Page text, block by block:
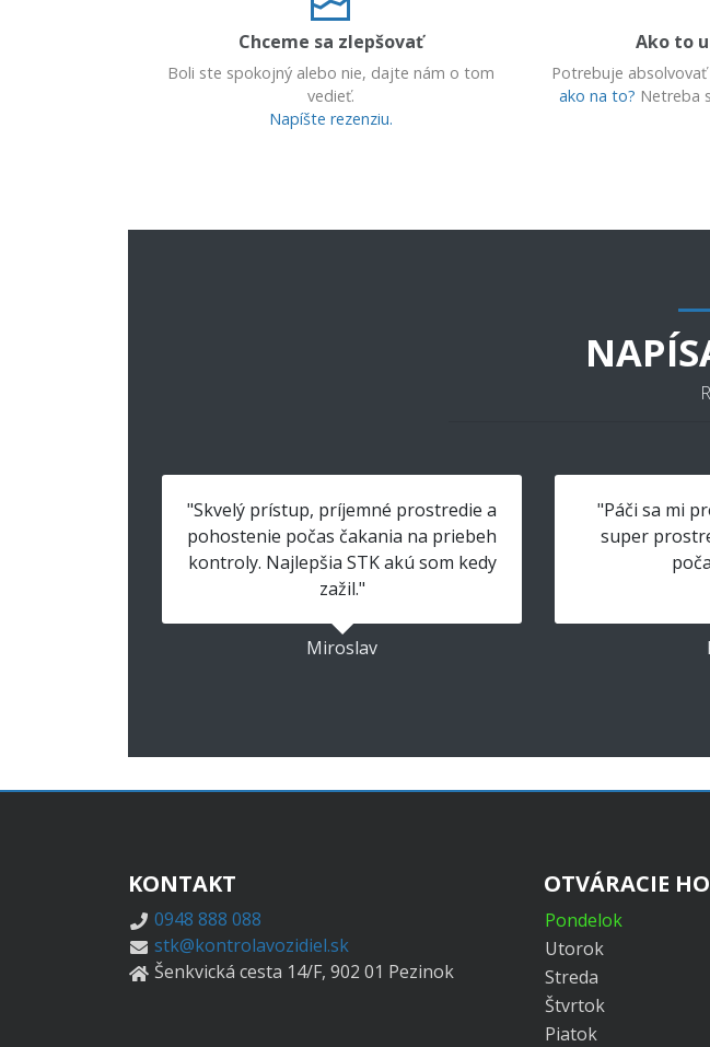
Chceme sa zlepšovať
Boli ste spokojný alebo nie, dajte nám o tom
vedieť.
Napíšte rezenziu.
Ako to
Potrebuje
ako na to? Netreba
"Skvelý prístup, príjemné prostredie a
pohostenie počas čakania na priebeh
kontroly. Najlepšia STK akú som kedy
zažil."
Miroslav
"Páči sa mi
super
KONTAKT
0948 888 088
stk@kontrolavozidiel.sk
Šenkvická cesta 14/F, 902 01 Pezinok
OTVÁRACIE
Pondelok
Utorok
Streda
Štvrtok
Piatok